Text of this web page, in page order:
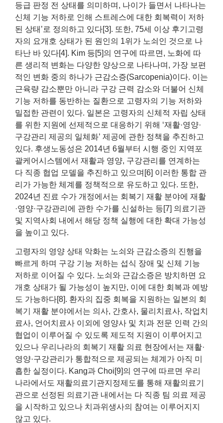
등급 판정 전 상태를 의미하며, 나이가 들면서 나타나는
신체 기능 저하로 인해 스트레스에 대한 회복력이 저하
된 상태’로 정의하고 있다[3]. 또한, 75세 이상 후기고령
자의 요개호 상태가 된 원인의 1위가 노쇠인 것으로 나
타난 바 있다[4]. Kim 등[5]의 연구에 따르면, 노화에 따
른 생리적 변화는 다양한 양상으로 나타나며, 가장 보편
적인 변화 중의 하나가 근감소증(Sarcopenia)이다. 이는
근육량 감소뿐만 아니라 구강 근력 감소와 더불어 신체
기능 저하를 동반하는 질환으로 고령자의 기능 저하와
밀접한 관련이 있다. 일본은 고령자의 신체적 자립 상태
를 위한 지원에 선제적으로 대응하기 위해 ‘재활·영양·
구강관리 제공의 일체화’ 제공에 관한 정책을 추진하고
있다. 후생노동성은 2014년 6월부터 시행 중인 지역포
괄케어시스템에서 재활과 영양, 구강관리를 연계하는
다 직종 협업 모델을 추진하고 있으며[6] 이러한 통합 관
리가 가능한 체계를 정책적으로 유도하고 있다. 또한,
2024년 진료 수가 개정에서는 회복기 재활 분야에 재활
·영양·구강관리에 관한 수가를 신설하는 등[7] 의료기관
및 지역사회 내에서 해당 정책 실행에 대한 확대 가능성
을 높이고 있다.
고령자의 영양 상태 악화는 노쇠와 근감소증의 진행을
빠르게 하며 구강 기능 저하는 섭식 장애 및 신체 기능
저하로 이어질 수 있다. 노쇠와 근감소증은 방치하면 요
개호 상태가 될 가능성이 높지만, 이에 대한 회복과 예방
도 가능하다[8]. 환자의 집중 회복을 지원하는 일본의 회
복기 재활 분야에서는 의사, 간호사, 물리치료사, 작업치
료사, 언어치료사 이외에 영양사 및 치과 전문 인력 간의
협업이 이루어질 수 있도록 제도적 지원이 이루어지고
있으나 우리나라의 회복기 재활 의료 현장에서는 재활·
영양·구강관리가 통합적으로 제공되는 체계가 아직 미
흡한 실정이다. Kang과 Choi[9]의 연구에 따르면 우리
나라에서도 재활의료기관지정제도를 통해 재활의료기
관으로 선정된 의료기관 내에서는 다 직종 팀 의료 제공
을 시작하고 있으나 치과위생사의 참여는 이루어지지
않고 있다.